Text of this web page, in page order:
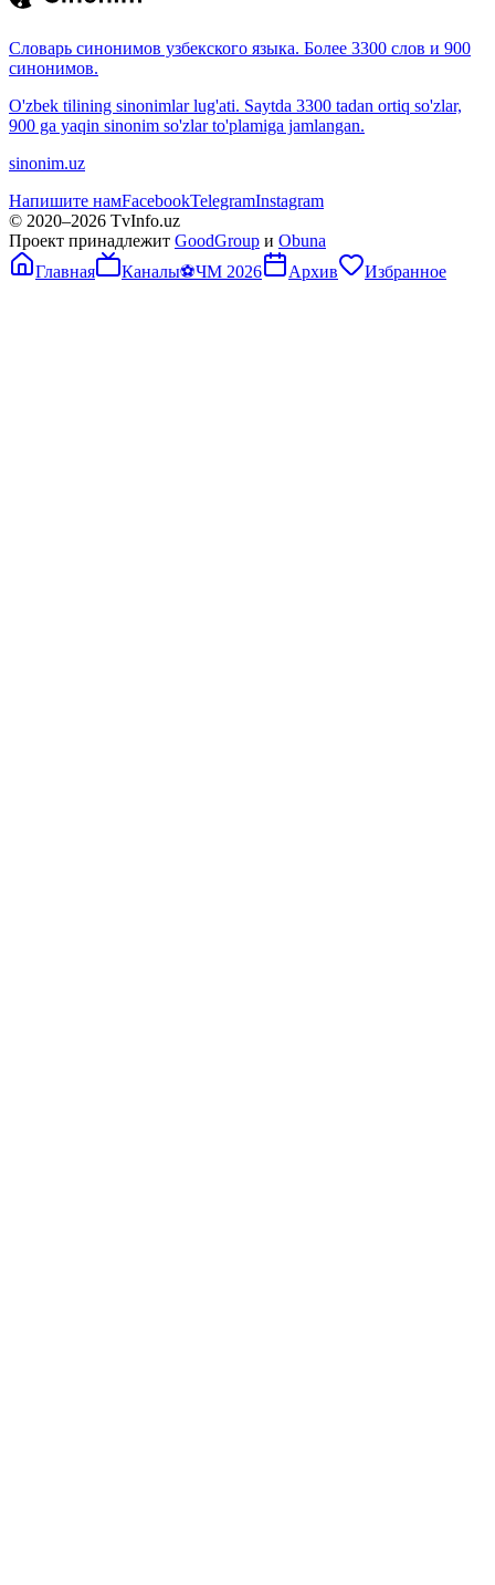
Словарь синонимов узбекского языка. Более 3300 слов и 900
синонимов.
O'zbek tilining sinonimlar lug'ati. Saytda 3300 tadan ortiq so'zlar,
900 ga yaqin sinonim so'zlar to'plamiga jamlangan.
sinonim.uz
Напишите намFacebookTelegramInstagram
© 2020–2026 TvInfo.uz
Проект принадлежит GoodGroup и Obuna
Главная
Каналы⚽ЧМ 2026 Архив Избранное